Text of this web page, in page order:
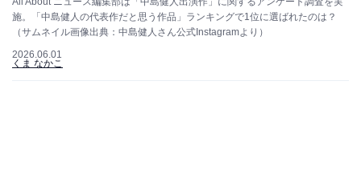
施。「中島健人の代表作だと思う作品」ランキングで1位に選ばれたのは？
（サムネイル画像出典：中島健人さん公式Instagramより）
2026.06.01
くま なかこ